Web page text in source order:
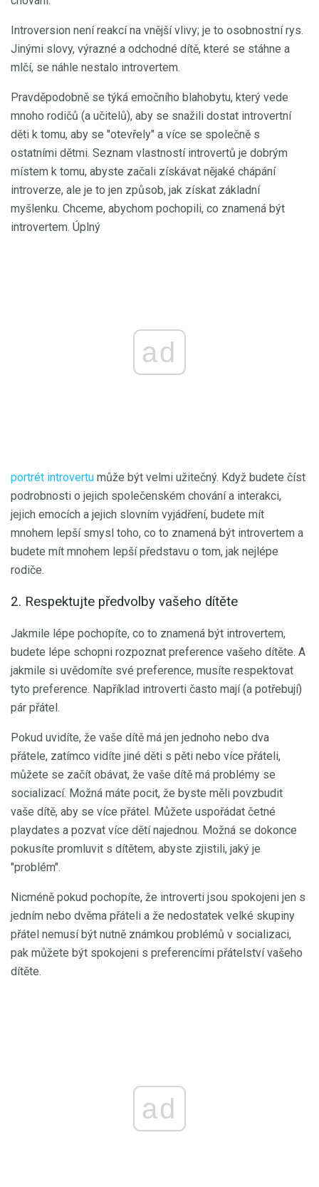
Introversion není reakcí na vnější vlivy; je to osobnostní rys.
Jinými slovy, výrazné a odchodné dítě, které se stáhne a
mlčí, se náhle nestalo introvertem.
Pravděpodobně se týká emočního blahobytu, který vede
mnoho rodičů (a učitelů), aby se snažili dostat introvertní
děti k tomu, aby se "otevřely" a více se společně s
ostatními dětmi. Seznam vlastností introvertů je dobrým
místem k tomu, abyste začali získávat nějaké chápání
introverze, ale je to jen způsob, jak získat základní
myšlenku. Chceme, abychom pochopili, co znamená být
introvertem. Úplný
ad
portrét introvertu může být velmi užitečný. Když budete číst
podrobnosti o jejich společenském chování a interakci,
jejich emocích a jejich slovním vyjádření, budete mít
mnohem lepší smysl toho, co to znamená být introvertem a
budete mít mnohem lepší představu o tom, jak nejlépe
rodiče.
2. Respektujte předvolby vašeho dítěte
Jakmile lépe pochopíte, co to znamená být introvertem,
budete lépe schopni rozpoznat preference vašeho dítěte. A
jakmile si uvědomíte své preference, musíte respektovat
tyto preference. Například introverti často mají (a potřebují)
pár přátel.
Pokud uvidíte, že vaše dítě má jen jednoho nebo dva
přátele, zatímco vidíte jiné děti s pěti nebo více přáteli,
můžete se začít obávat, že vaše dítě má problémy se
socializací. Možná máte pocit, že byste měli povzbudit
vaše dítě, aby se více přátel. Můžete uspořádat četné
playdates a pozvat více dětí najednou. Možná se dokonce
pokusíte promluvit s dítětem, abyste zjistili, jaký je
"problém".
Nicméně pokud pochopíte, že introverti jsou spokojeni jen s
jedním nebo dvěma přáteli a že nedostatek velké skupiny
přátel nemusí být nutně známkou problémů v socializaci,
pak můžete být spokojeni s preferencími přátelství vašeho
dítěte.
ad